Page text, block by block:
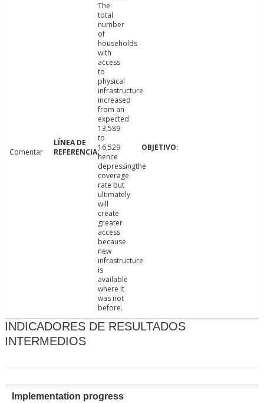
Comentar
The
total
number
of
households
with
access
to
physical
infrastructure
increased
from an
expected
13,589
to
16,529
hence
depressingthe
coverage
rate but
ultimately
will
create
greater
access
because
new
infrastructure
is
available
where it
was not
before.
INDICADORES DE RESULTADOS
INTERMEDIOS
Implementation progress